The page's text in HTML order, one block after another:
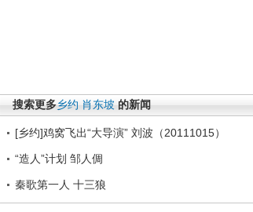
搜索更多乡约 肖东坡 的新闻
[乡约]鸡窝飞出“大导演” 刘波（20111015）
“造人”计划 邹人倜
秦歌第一人 十三狼